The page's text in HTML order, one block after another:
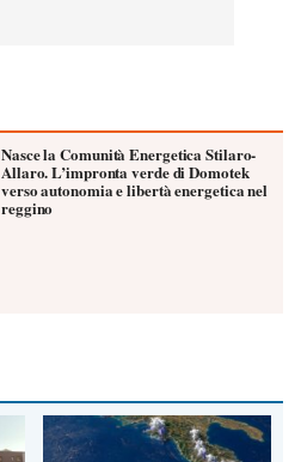
Nasce la Comunità Energetica Stilaro-
Allaro. L’impronta verde di Domotek
verso autonomia e libertà energetica nel
reggino